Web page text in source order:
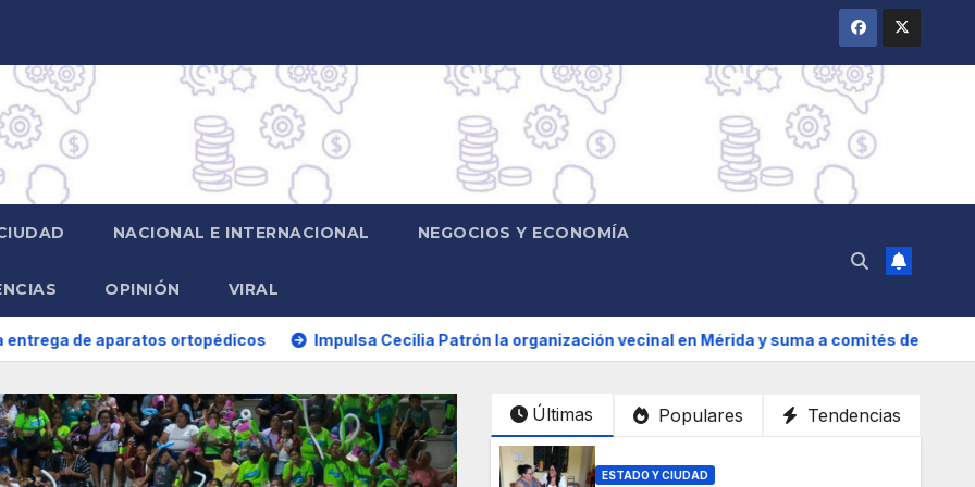
NACIONAL E INTERNACIONAL NEGOCIOS Y ECONOMÍA
OPINIÓN VIRAL
ortopédicos Impulsa Cecilia Patrón la organización vecinal en Mérida y suma a comités de vigilancia en la
Últimas Populares Tendencias
ESTADO Y CIUDAD